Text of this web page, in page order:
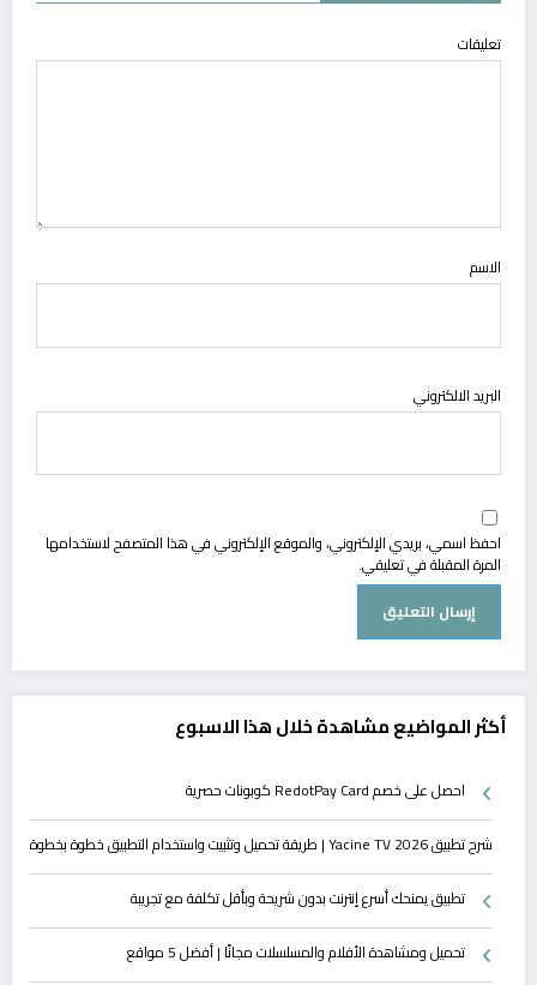
تعليقات
الاسم
البريد الالكتروني
احفظ اسمي، بريدي الإلكتروني، والموقع الإلكتروني في هذا المتصفح لاستخدامها
المرة المقبلة في تعليقي.
أكثر المواضيع مشاهدة خلال هذا الاسبوع
احصل على خصم RedotPay Card كوبونات حصرية
شرح تطبيق Yacine TV 2026 | طريقة تحميل وتثبيت واستخدام التطبيق خطوة بخطوة
تطبيق يمنحك أسرع إنترنت بدون شريحة وبأقل تكلفة مع تجريبة
تحميل ومشاهدة الأفلام والمسلسلات مجانًا | أفضل 5 مواقع